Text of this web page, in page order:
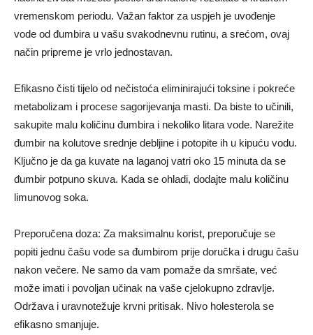
vremenskom periodu. Važan faktor za uspjeh je uvođenje
vode od đumbira u vašu svakodnevnu rutinu, a srećom, ovaj
način pripreme je vrlo jednostavan.
Efikasno čisti tijelo od nečistoća eliminirajući toksine i pokreće
metabolizam i procese sagorijevanja masti. Da biste to učinili,
sakupite malu količinu đumbira i nekoliko litara vode. Narežite
đumbir na kolutove srednje debljine i potopite ih u kipuću vodu.
Ključno je da ga kuvate na laganoj vatri oko 15 minuta da se
đumbir potpuno skuva. Kada se ohladi, dodajte malu količinu
limunovog soka.
Preporučena doza: Za maksimalnu korist, preporučuje se
popiti jednu čašu vode sa đumbirom prije doručka i drugu čašu
nakon večere. Ne samo da vam pomaže da smršate, već
može imati i povoljan učinak na vaše cjelokupno zdravlje.
Održava i uravnotežuje krvni pritisak. Nivo holesterola se
efikasno smanjuje.